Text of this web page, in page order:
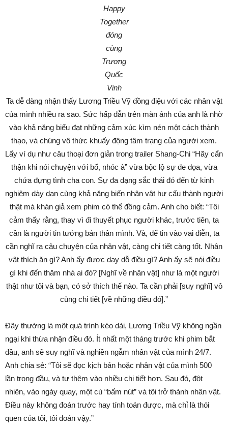
Happy
Together
đóng
cùng
Trương
Quốc
Vinh
Ta dễ dàng nhận thấy Lương Triều Vỹ đồng điệu với các nhân vật
của mình nhiều ra sao. Sức hấp dẫn trên màn ảnh của anh là nhờ
vào khả năng biểu đạt những cảm xúc kìm nén một cách thành
thạo, và chúng vô thức khuấy động tâm trạng của người xem.
Lấy ví dụ như câu thoại đơn giản trong trailer Shang-Chi “Hãy cẩn
thận khi nói chuyện với bố, nhóc à” vừa bộc lộ sự đe dọa, vừa
chứa đựng tình cha con. Sự đa dạng sắc thái đó đến từ kinh
nghiệm dày dạn cùng khả năng biến nhân vật hư cấu thành người
thật mà khán giả xem phim có thể đồng cảm. Anh cho biết: “Tôi
cảm thấy rằng, thay vì đi thuyết phục người khác, trước tiên, ta
cần là người tin tưởng bản thân mình. Và, để tin vào vai diễn, ta
cần nghĩ ra câu chuyện của nhân vật, càng chi tiết càng tốt. Nhân
vật thích ăn gì? Anh ấy được dạy dỗ điều gì? Anh ấy sẽ nói điều
gì khi đến thăm nhà ai đó? [Nghĩ về nhân vật] như là một người
thật như tôi và bạn, có sở thích thế nào. Ta cần phải [suy nghĩ] vô
cùng chi tiết [về những điều đó].”
Đây thường là một quá trình kéo dài, Lương Triều Vỹ không ngần
ngại khi thừa nhận điều đó. Ít nhất một tháng trước khi phim bắt
đầu, anh sẽ suy nghĩ và nghiền ngẫm nhân vật của mình 24/7.
Anh chia sẻ: “Tôi sẽ đọc kịch bản hoặc nhân vật của mình 500
lần trong đầu, và tự thêm vào nhiều chi tiết hơn. Sau đó, đột
nhiên, vào ngày quay, một cú “bấm nút” và tôi trở thành nhân vật.
Điều này không đoán trước hay tính toán được, mà chỉ là thói
quen của tôi, tôi đoán vậy.”